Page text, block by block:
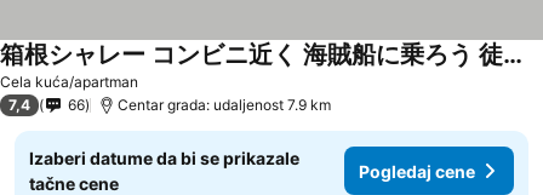
Cela kuća/apartman
箱根シャレー コンビニ近く 海賊船に乗ろう 徒歩3分で富士山ビュー 箱根中心
Pogledaj cene
7,4 66 Centar grada: udaljenost 7.9 km
Izaberi datume da bi se prikazale
tačne cene
Pogledaj cene